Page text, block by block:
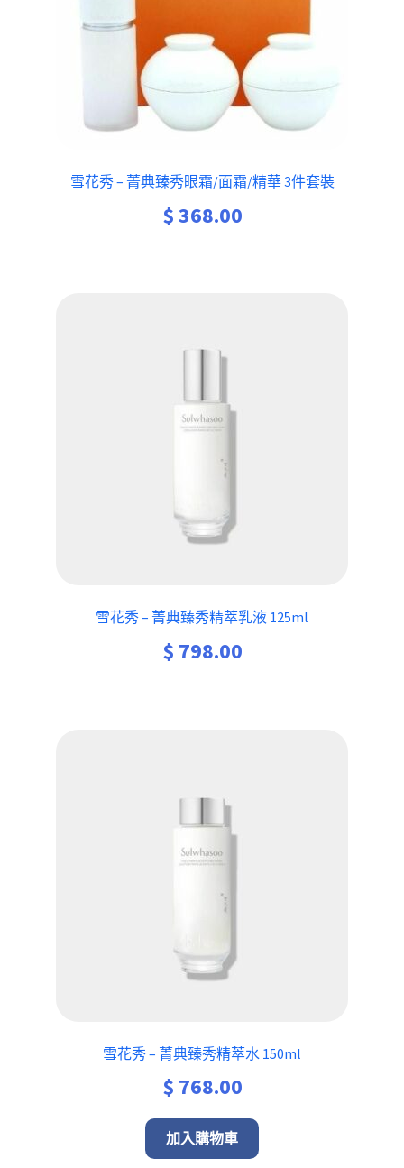
雪花秀 – 菁典臻秀眼霜/面霜/精華 3件套裝
$368.00
雪花秀 – 菁典臻秀精萃乳液 125ml
$ 798.00
雪花秀 – 菁典臻秀精萃水 150ml
$ 768.00
加入購物車